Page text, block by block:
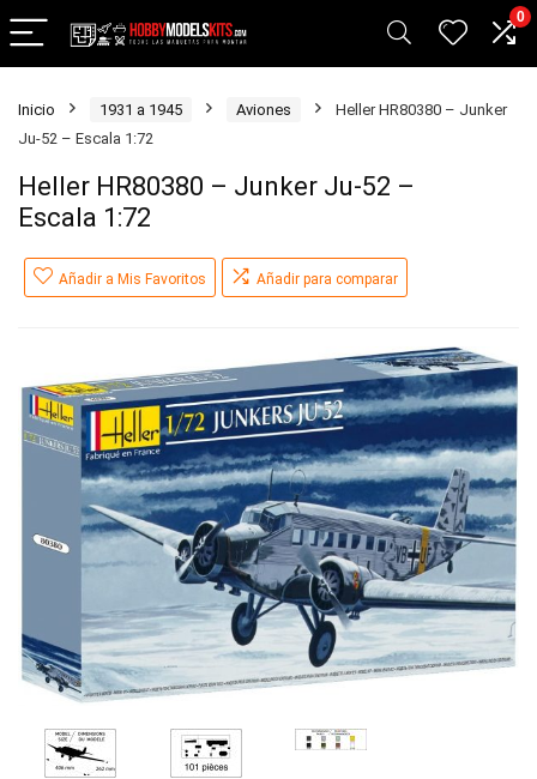
0
Inicio 1931 a 1945 Aviones
Heller HR80380 – Junker
Ju-52 – Escala 1:72
Heller HR80380 – Junker Ju-52 –
Escala 1:72
Añadir a Mis Favoritos Añadir para comparar